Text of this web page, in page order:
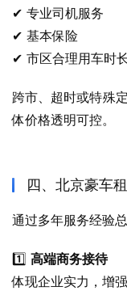
✔ 专业司机服务
✔ 基本保险
✔ 市区合理用车时
跨市、超时或特殊
体价格透明可控。
四、北京豪车
通过多年服务经验
1️⃣ 高端商务接待
体现企业实力，增